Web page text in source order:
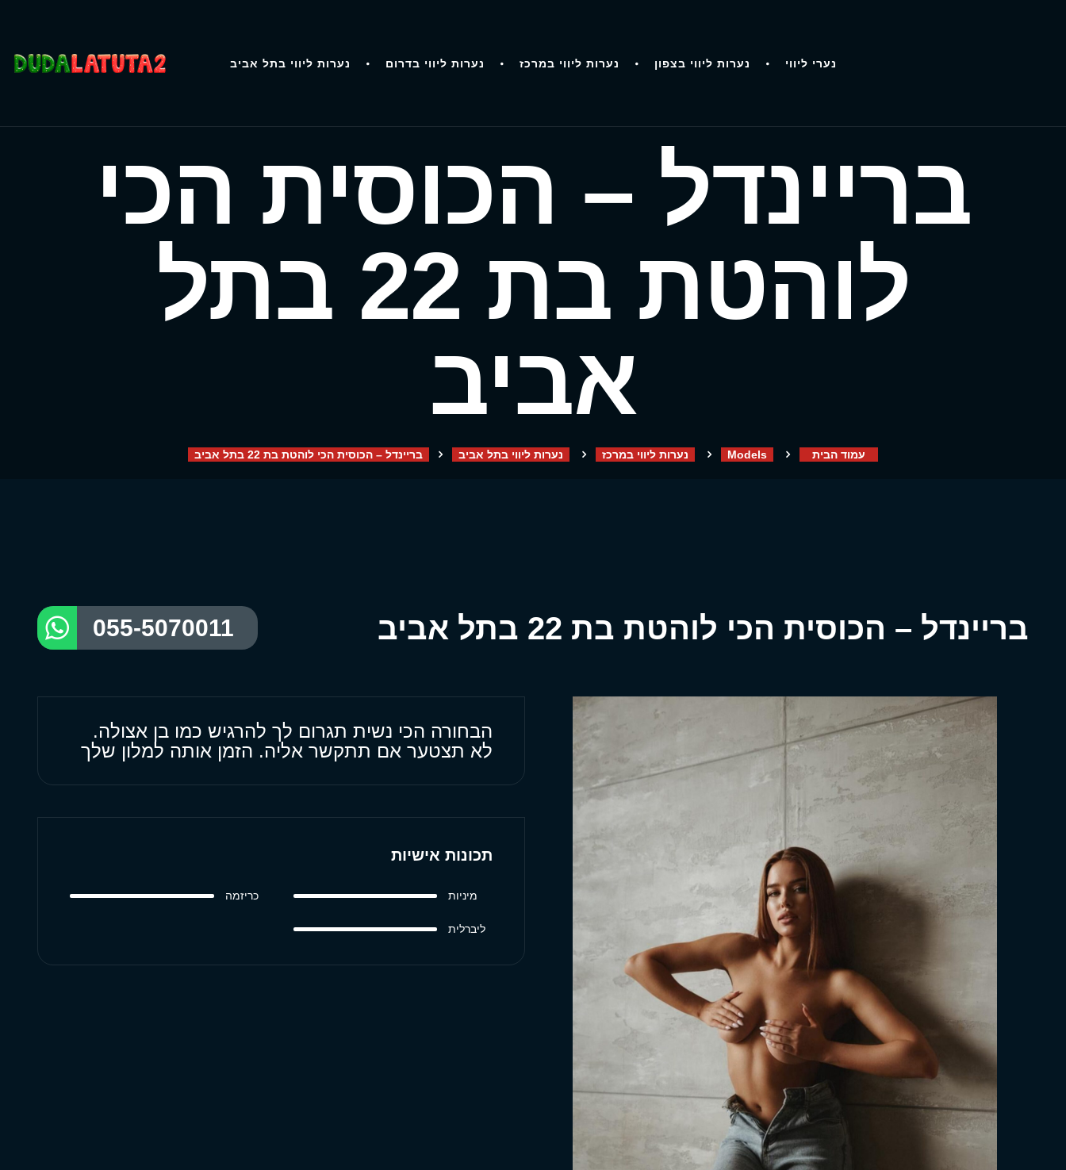
נערות ליווי בתל אביב נערות ליווי בדרום נערות ליווי במרכז נערות ליווי בצפון נערי ליווי
בריינדל – הכוסית הכי
לוהטת בת 22 בתל
אביב
עמוד הבית Models נערות ליווי במרכז נערות ליווי בתל אביב בריינדל – הכוסית הכי לוהטת בת 22 בתל אביב
בריינדל – הכוסית הכי לוהטת בת 22 בתל אביב 055-5070011
הבחורה הכי נשית תגרום לך להרגיש כמו בן אצולה.
לא תצטער אם תתקשר אליה. הזמן אותה למלון שלך
תכונות אישיות
מיניות כריזמה
ליברלית